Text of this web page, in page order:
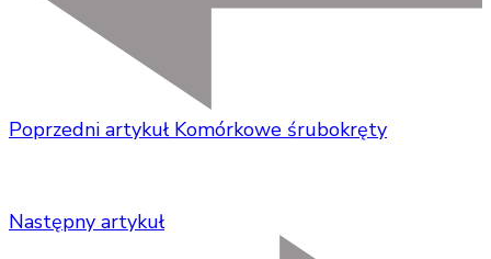
Poprzedni artykuł Komórkowe śrubokręty
Następny artykuł